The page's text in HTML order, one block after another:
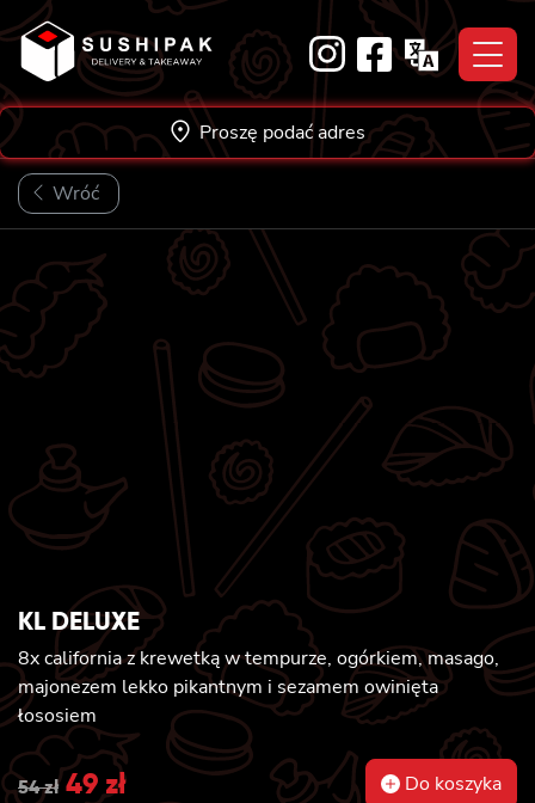
Skip
to
content
Proszę podać adres
Wróć
KL DELUXE
8x california z krewetką w tempurze, ogórkiem, masago,
majonezem lekko pikantnym i sezamem owinięta
łososiem
54zł Original
49 złCurrent
Do koszyka